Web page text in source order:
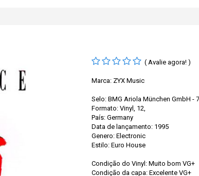
( Avalie agora! )
Marca: ZYX Music
Selo: BMG Ariola München GmbH -
Formato: Vinyl, 12,
País: Germany
Data de lançamento: 1995
Genero: Electronic
Estilo: Euro House
Condição do Vinyl: Muito bom VG+
Condição da capa: Excelente VG+